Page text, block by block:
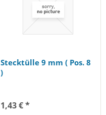
Stecktülle 9 mm ( Pos. 8
)
1,43 € *